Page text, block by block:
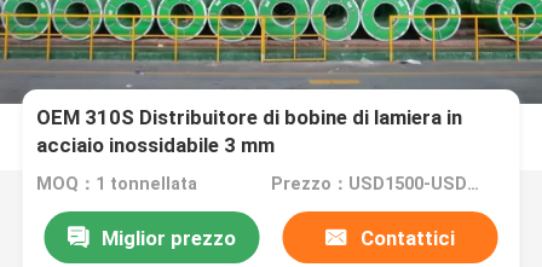
OEM 310S Distribuitore di bobine di lamiera in
acciaio inossidabile 3 mm
MOQ：1 tonnellata Prezzo：USD1500-USD6000
Miglior prezzo Contattici